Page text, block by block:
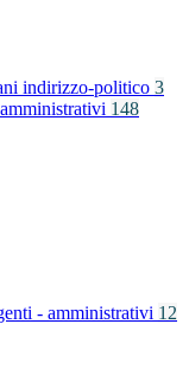
indirizzo-politico 3
148
- amministrativi 12